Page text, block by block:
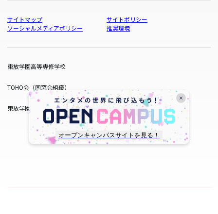
オープンキャンパスサイトを見る！
サイトマップ
サイトポリシー
ソーシャルメディアポリシー
推奨環境
東放学園高等専修学校
TOHO会（同窓会組織）
東放学園サービス
copyright © TOHO GAKUEN All Rights Reserved.